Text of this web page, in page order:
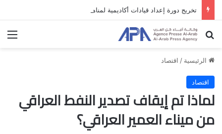
بحث عن
الرئيسية / اقتصاد
اقتصاد
لماذا تم إيقاف تصدير النفط العراقي
من ميناء العمير العراقي؟